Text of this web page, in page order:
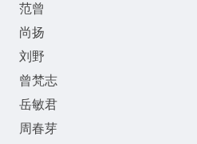
范曾
尚扬
刘野
曾梵志
岳敏君
周春芽